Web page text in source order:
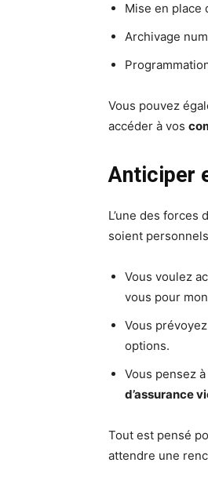
Mise en place
Archivage
Vous pouvez
accéder à vos
Anticiper
L’une des forces
soient
Vous voulez
vous pour
Vous
options.
Vous pensez
d’assurance
Tout est pensé
attendre une